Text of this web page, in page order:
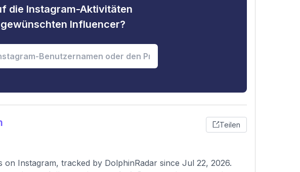
die Instagram-Aktivitäten
Influencer?
Teilen
Instagram, tracked by DolphinRadar since Jul 22, 2026.